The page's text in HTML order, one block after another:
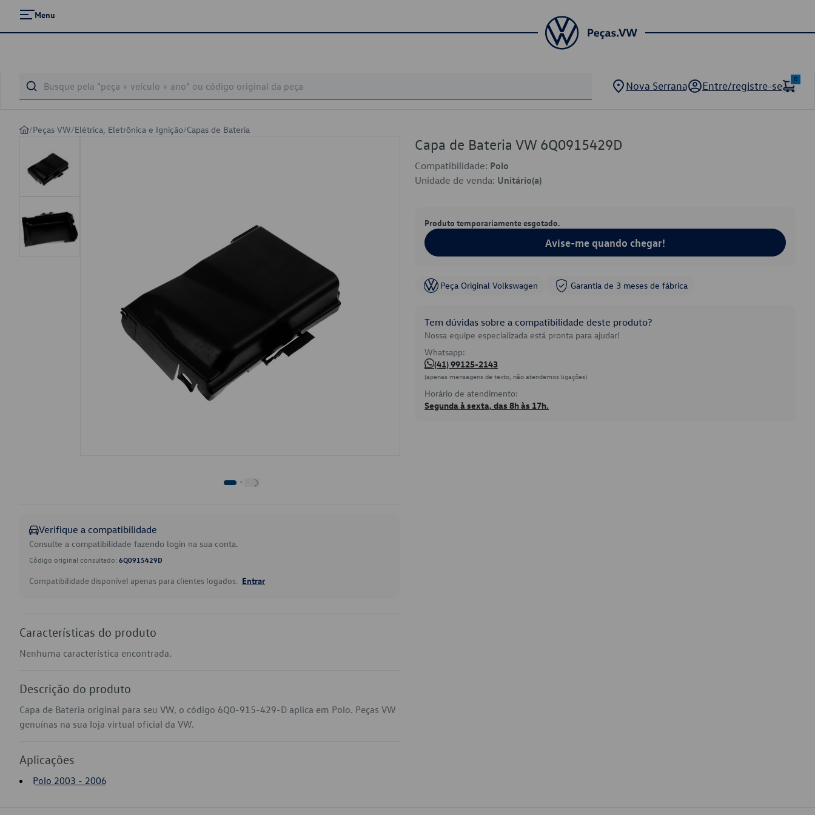
Menu
Nova Serrana Entre/registre-se
0
/Peças VW/Elétrica, Eletrônica e Ignição/Capas de Bateria
Verifique a compatibilidade
Consulte a compatibilidade fazendo login na sua conta.
Código original consultado: 6Q0915429D
Compatibilidade disponível apenas para clientes logados. Entrar
Características do produto
Nenhuma característica encontrada.
Descrição do produto
Capa de Bateria original para seu VW, o código 6Q0-915-429-D aplica em Polo. Peças VW
genuínas na sua loja virtual oficial da VW.
Aplicações
Polo 2003 - 2006
Capa de Bateria VW 6Q0915429D
Compatibilidade: Polo
Unidade de venda: Unitário(a)
Produto temporariamente esgotado.
Avise-me quando chegar!
Peça Original Volkswagen Garantia de 3 meses de fábrica
Tem dúvidas sobre a compatibilidade deste produto?
Nossa equipe especializada está pronta para ajudar!
Whatsapp:
(41) 99125-2143
(apenas mensagens de texto, não atendemos ligações)
Horário de atendimento:
Segunda à sexta, das 8h às 17h.